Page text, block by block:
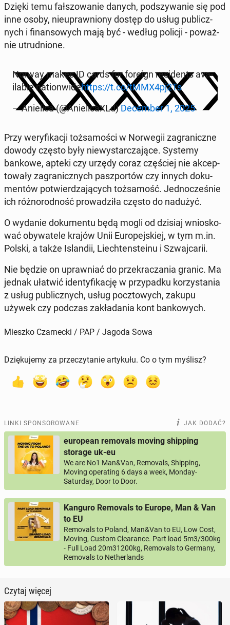
Dzięki temu fał­szo­wa­nie danych, pod­szy­wa­nie się pod
inne osoby, nie­upraw­nio­ny dostęp do usług pu­blicz­
nych i fi­nan­so­wych mają być - według policji - po­waż­
nie utrud­nio­ne.
Norway makes ID cards for foreign re­si­dents ava­
ila­ble na­tion­wi­dehttps://t.co/tMMX4pj2Ts
— Anie­li­ca (@Anie­li­ca­XLd)De­cem­ber 1, 2025
Przy we­ry­fi­ka­cji toż­sa­mo­ści w Nor­we­gii za­gra­nicz­ne
dowody często były nie­wy­star­cza­ją­ce. Systemy
bankowe, apteki czy urzędy coraz czę­ściej nie ak­cep­
to­wa­ły za­gra­nicz­nych pasz­por­tów czy innych do­ku­
men­tów po­twier­dza­ją­cych toż­sa­mość. Jed­no­cze­śnie
ich róż­no­rod­ność pro­wa­dzi­ła często do nadużyć.
O wydanie do­ku­men­tu będą mogli od dzisiaj wnio­sko­
wać oby­wa­te­le krajów Unii Eu­ro­pej­skiej, w tym m.in.
Polski, a także Is­lan­dii, Liech­ten­ste­inu i Szwaj­ca­rii.
Nie będzie on upraw­niać do prze­kra­cza­nia granic. Ma
jednak ułatwić iden­ty­fi­ka­cję w przy­pad­ku ko­rzy­sta­nia
z usług pu­blicz­nych, usług pocz­to­wych, zakupu
używek czy podczas za­kła­da­nia kont ban­ko­wych.
Mieszko Czarnecki / PAP / Jagoda Sowa
Dziękujemy za przeczytanie artykułu. Co o tym myślisz?
LINKI SPONSOROWANE JAK DODAĆ?
european removals moving shipping
storage uk-eu
We are No1 Man&Van, Removals, Shipping,
Moving operating 6 days a week, Monday-
Saturday, Door to Door.
Kanguro Removals to Europe, Man & Van
to EU
Removals to Poland, Man&Van to EU, Low Cost,
Moving, Custom Clearance. Part load 5m3/300kg
- Full Load 20m31200kg, Removals to Germany,
Removals to Netherlands
Czytaj więcej